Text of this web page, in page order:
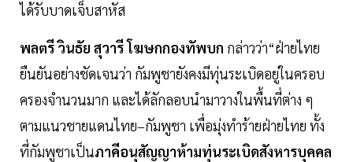
ได้รับบาดเจ็บสาหัส
พลตรี วินธัย สุวารี โฆษกกองทัพบก กล่าวว่า“ฝ่ายไทย
ยืนยันอย่างชัดเจนว่า กัมพูชายังคงมีทุ่นระเบิดอยู่ในครอบ
ครองจำนวนมาก และได้ลักลอบนำมาวางในพื้นที่ต่าง ๆ
ตามแนวชายแดนไทย–กัมพูชา เพื่อมุ่งทำร้ายฝ่ายไทย ทั้ง
ที่กัมพูชาเป็นภาคีอนุสัญญาห้ามทุ่นระเบิดสังหารบุคคล